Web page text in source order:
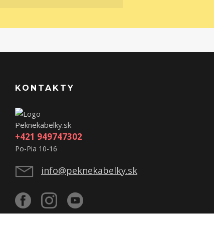
KONTAKTY
Peknekabelky.sk
+421 949747302
Po-Pia 10-16
info@peknekabelky.sk